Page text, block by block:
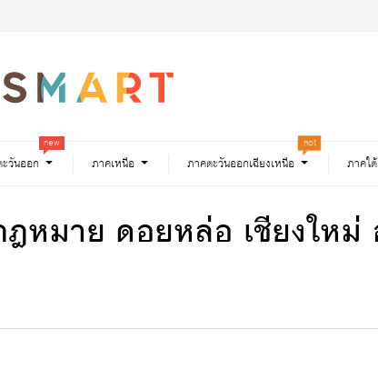
วันออก
new
ภาคเหนือ ภาคตะวันออกเฉียงเหนือ
hot
ภาคใต้
หมาย ดอยหล่อ เชียงให